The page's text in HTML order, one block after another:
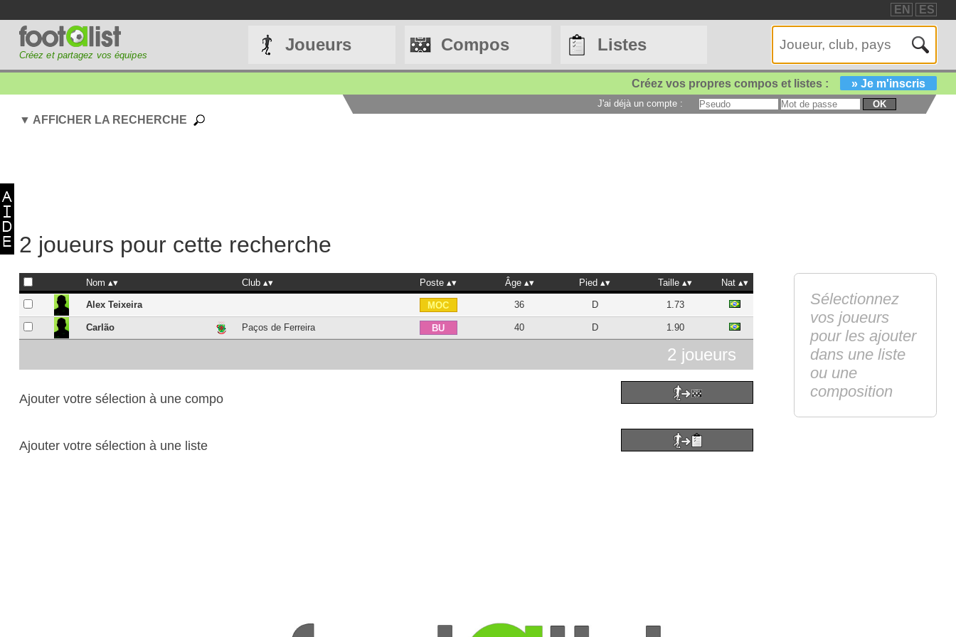
EN ES
Créez et partagez vos équipes
Joueurs Compos Listes
Créez vos propres compos et listes : » Je m'inscris
J'ai déjà un compte : OK
▼ AFFICHER LA RECHERCHE
2 joueurs pour cette recherche
Nom Club Poste Âge Pied Taille Nat
Alex Teixeira MOC 36 D 1.73
Carlão Paços de Ferreira BU 40 D 1.90
2 joueurs
Ajouter votre sélection à une compo
Ajouter votre sélection à une liste
Sélectionnez
vos joueurs
pour les ajouter
dans une liste
ou une
composition